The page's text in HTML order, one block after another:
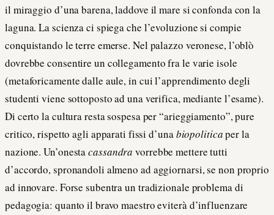
il miraggio d’una barena, laddove il mare si confonda con la
laguna. La scienza ci spiega che l’evoluzione si compie
conquistando le terre emerse. Nel palazzo veronese, l’oblò
dovrebbe consentire un collegamento fra le varie isole
(metaforicamente dalle aule, in cui l’apprendimento degli
studenti viene sottoposto ad una verifica, mediante l’esame).
Di certo la cultura resta sospesa per “arieggiamento”, pure
critico, rispetto agli apparati fissi d’unabiopoliticaper la
nazione. Un’onestacassandravorrebbe mettere tutti
d’accordo, spronandoli almeno ad aggiornarsi, se non proprio
ad innovare. Forse subentra un tradizionale problema di
pedagogia: quanto il bravo maestro eviterà d’influenzare